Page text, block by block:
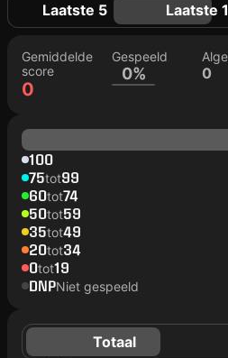
Laatste 5 Laatste
Gemiddelde
score
0
Gespeeld
0% 0
100
75tot99
60tot74
50tot59
35tot49
20tot34
0tot19
DNPNiet gespeeld
Totaal